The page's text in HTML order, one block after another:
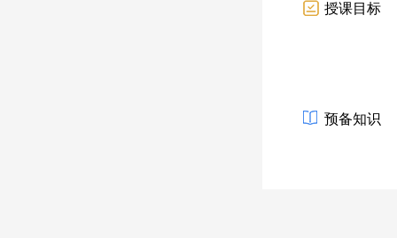
授课目标
预备知识